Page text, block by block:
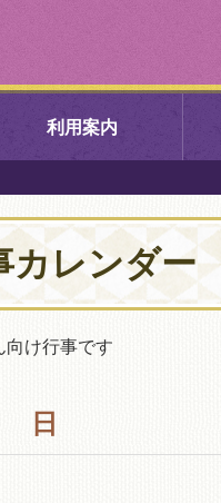
利用案内
中央図書館
北図書館
書館
カレンダー
向け行事です
日